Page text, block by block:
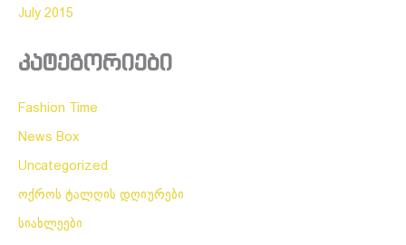
July 2015
კატეგორიები
Fashion Time
News Box
Uncategorized
ოქროს ტალღის დღიურები
სიახლეები